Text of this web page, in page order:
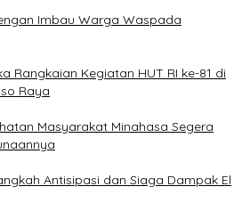
Imbau Warga Waspada
Rangkaian Kegiatan HUT RI ke-81 di
Raya
Masyarakat Minahasa Segera
Antisipasi dan Siaga Dampak El